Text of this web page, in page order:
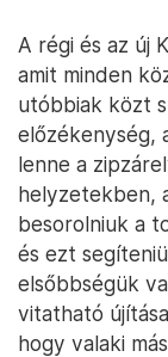
A régi és az új
amit minden
utóbbiak közt
előzékenység,
lenne a
helyzetekben,
besorolniuk a
és ezt
elsőbbségük
vitatható
hogy valaki